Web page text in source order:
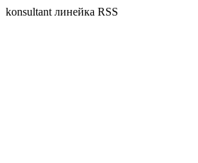
konsultant линейка RSS